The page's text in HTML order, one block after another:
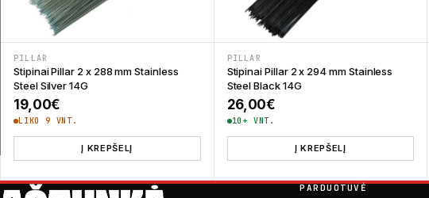
PILLAR
Stipinai Pillar 2 x 288 mm Stainless
Steel Silver 14G
19,00€
LIKO 9 VNT.
Į KREPŠELĮ
PILLAR
Stipinai Pillar 2 x 294 mm Stainless
Steel Black 14G
26,00€
10+ VNT.
Į KREPŠELĮ
PARDUOTUVĖ